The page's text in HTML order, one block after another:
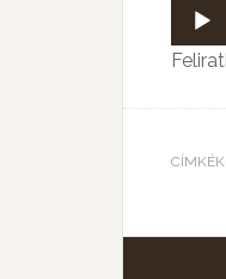
Audió
CÍMKÉK: